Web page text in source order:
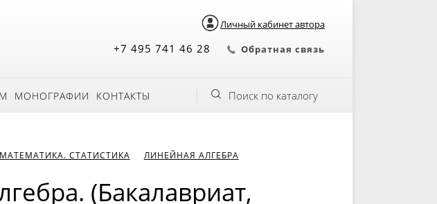
Личный кабинет автора
+7 495 741 46 28 Обратная связь
МОНОГРАФИИ КОНТАКТЫ Поиск по каталогу
МАТЕМАТИКА. СТАТИСТИКА ЛИНЕЙНАЯ АЛГЕБРА
(Бакалавриат,